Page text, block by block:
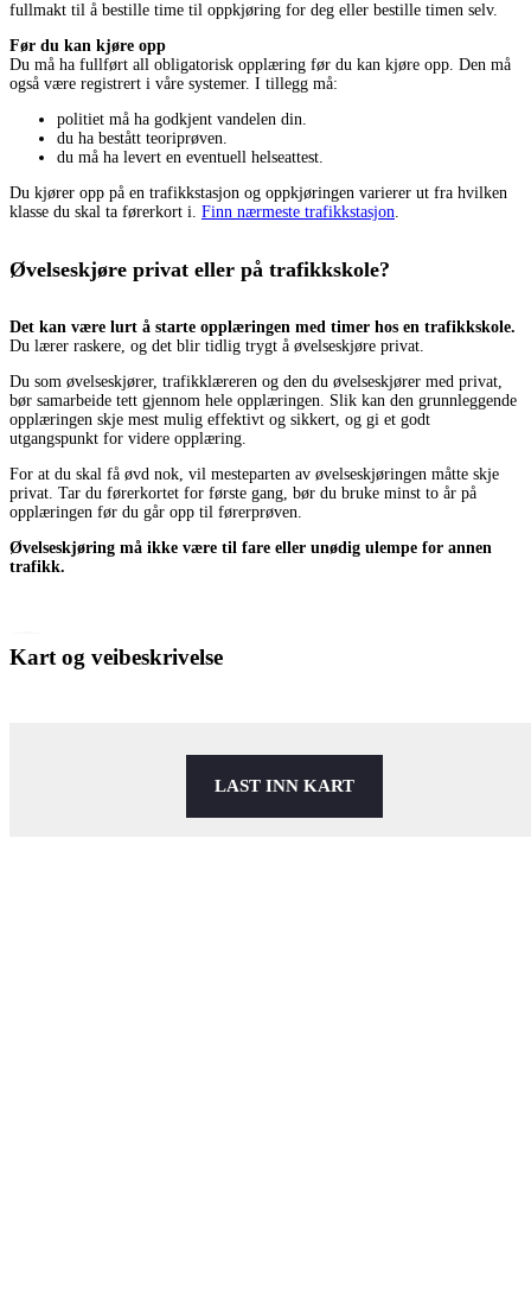
fullmakt til å bestille time til oppkjøring for deg eller bestille timen selv.
Før du kan kjøre opp
Du må ha fullført all obligatorisk opplæring før du kan kjøre opp. Den må
også være registrert i våre systemer. I tillegg må:
politiet må ha godkjent vandelen din.
du ha bestått teoriprøven.
du må ha levert en eventuell helseattest.
Du kjører opp på en trafikkstasjon og oppkjøringen varierer ut fra hvilken
klasse du skal ta førerkort i. Finn nærmeste trafikkstasjon
Øvelseskjøre privat eller på trafikkskole?
Det kan være lurt å starte opplæringen med timer hos en trafikkskole.
Du lærer raskere, og det blir tidlig trygt å øvelseskjøre privat.
Du som øvelseskjører, trafikklæreren og den du øvelseskjører med privat,
bør samarbeide tett gjennom hele opplæringen. Slik kan den grunnleggende
opplæringen skje mest mulig effektivt og sikkert, og gi et godt
utgangspunkt for videre opplæring.
For at du skal få øvd nok, vil mesteparten av øvelseskjøringen måtte skje
privat. Tar du førerkortet for første gang, bør du bruke minst to år på
opplæringen før du går opp til førerprøven.
Øvelseskjøring må ikke være til fare eller unødig ulempe for annen
trafikk.
Kart og veibeskrivelse
LAST INN KART